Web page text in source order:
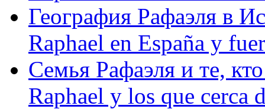
География Рафаэля в
Raphael en España y
Семья Рафаэля и те,
Raphael y los que cerca